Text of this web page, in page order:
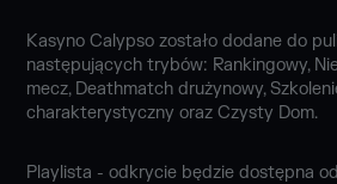
Kasyno Calypso zostało dodane do
następujących trybów: Rankingowy,
mecz, Deathmatch drużynowy,
charakterystyczny oraz Czysty Dom.
Playlista - odkrycie będzie dostępna